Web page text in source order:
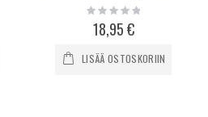
Rating:
0%
18,95 €
LISÄÄ OSTOSKORIIN